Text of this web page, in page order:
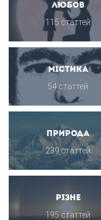
Любов
115 статтей
Містика
54 статтей
Природа
239 статтей
Різне
195 статтей